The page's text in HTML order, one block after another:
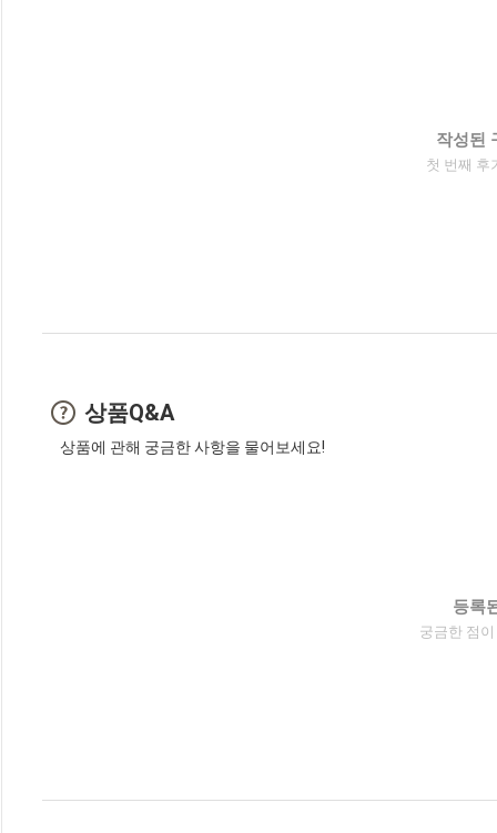
작성된
첫 번째 후
상품Q&A
상품에 관해 궁금한 사항을 물어보세요!
등록
궁금한 점